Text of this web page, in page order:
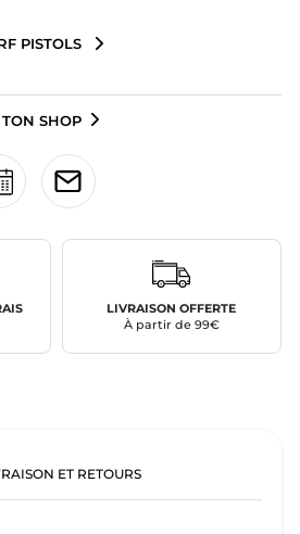
PISTOLS
SHOP
LIVRAISON OFFERTE
À partir de 99€
ET RETOURS